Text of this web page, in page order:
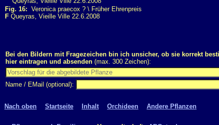
Fig. 16: Veronica praecox ? \ Früher Ehrenpreis
F Queyras, Vieille Ville 22.6.2008
Bei den Bildern mit Fragezeichen bin ich unsicher, ob sie korrekt
hier eintragen und absenden (max. 300 Zeichen):
Name / EMail (optional):
Nach oben Startseite Inhalt Orchideen Andere Pflanzen